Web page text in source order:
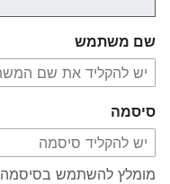
שם משתמש
סיסמה
מומלץ להשתמש